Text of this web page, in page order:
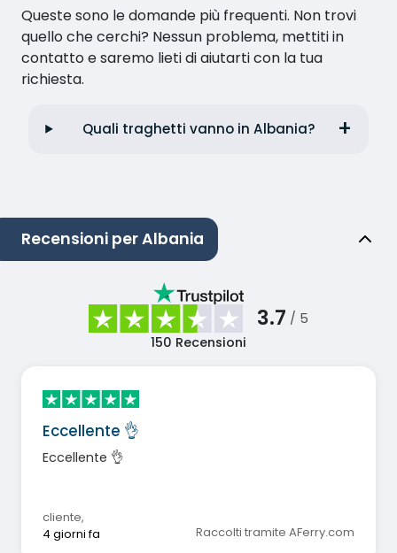
Queste sono le domande più frequenti. Non trovi
quello che cerchi? Nessun problema, mettiti in
contatto e saremo lieti di aiutarti con la tua
richiesta.
Quali traghetti vanno in Albania?
Recensioni per Albania
3.7 / 5
150 Recensioni
Eccellente 👌
Eccellente 👌
cliente,
4 giorni fa
Raccolti tramite AFerry.com